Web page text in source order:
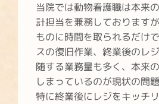
当院では動物看護職は本来
計担当を兼務しております
ものに時間を取られるだけ
スの復旧作業、終業後のレ
随する業務量も多く、本来
しまっているのが現状の問題
特に終業後にレジをキッチ